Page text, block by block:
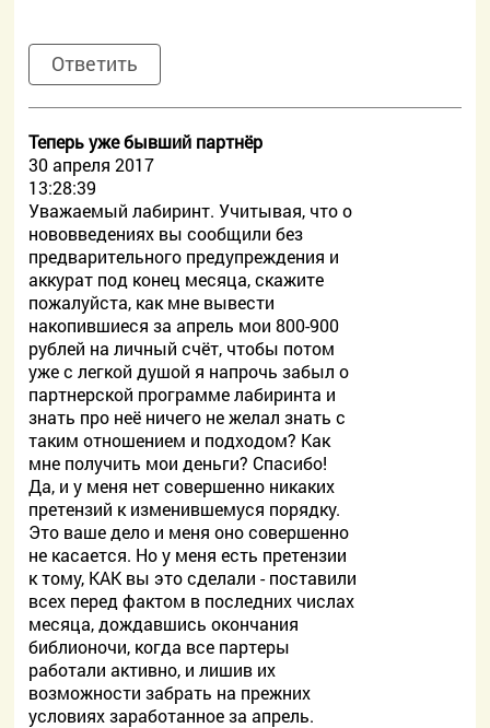
Ответить
Теперь уже бывший партнёр
30 апреля 2017
13:28:39
Уважаемый лабиринт. Учитывая, что о
нововведениях вы сообщили без
предварительного предупреждения и
аккурат под конец месяца, скажите
пожалуйста, как мне вывести
накопившиеся за апрель мои 800-900
рублей на личный счёт, чтобы потом
уже с легкой душой я напрочь забыл о
партнерской программе лабиринта и
знать про неё ничего не желал знать с
таким отношением и подходом? Как
мне получить мои деньги? Спасибо!
Да, и у меня нет совершенно никаких
претензий к изменившемуся порядку.
Это ваше дело и меня оно совершенно
не касается. Но у меня есть претензии
к тому, КАК вы это сделали - поставили
всех перед фактом в последних числах
месяца, дождавшись окончания
библионочи, когда все партеры
работали активно, и лишив их
возможности забрать на прежних
условиях заработанное за апрель.